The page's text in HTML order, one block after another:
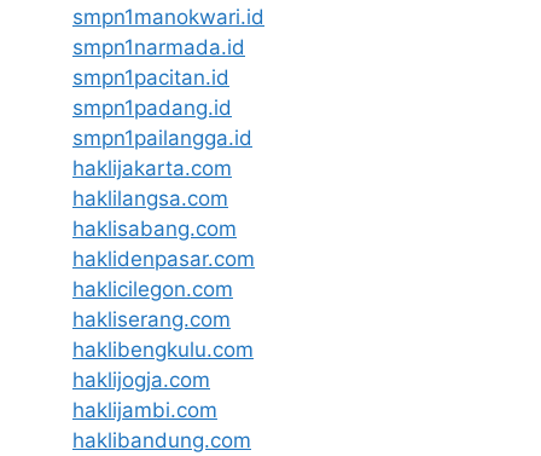
smpn1manokwari.id
smpn1narmada.id
smpn1pacitan.id
smpn1padang.id
smpn1pailangga.id
haklijakarta.com
haklilangsa.com
haklisabang.com
haklidenpasar.com
haklicilegon.com
hakliserang.com
haklibengkulu.com
haklijogja.com
haklijambi.com
haklibandung.com